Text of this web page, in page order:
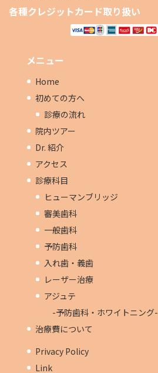
各種クレジットカード取り扱い
メニュー
Home
初めての方へ
診療の流れ
院内ツアー
Dr. 紹介
アクセス
診療科目
ヒューマンブリッジ
審美歯科
一般歯科
予防歯科
入れ歯・義歯
レーザー治療
アジュテ
-予防歯科・ホワイトニング-
治療費について
Privacy Policy
Link